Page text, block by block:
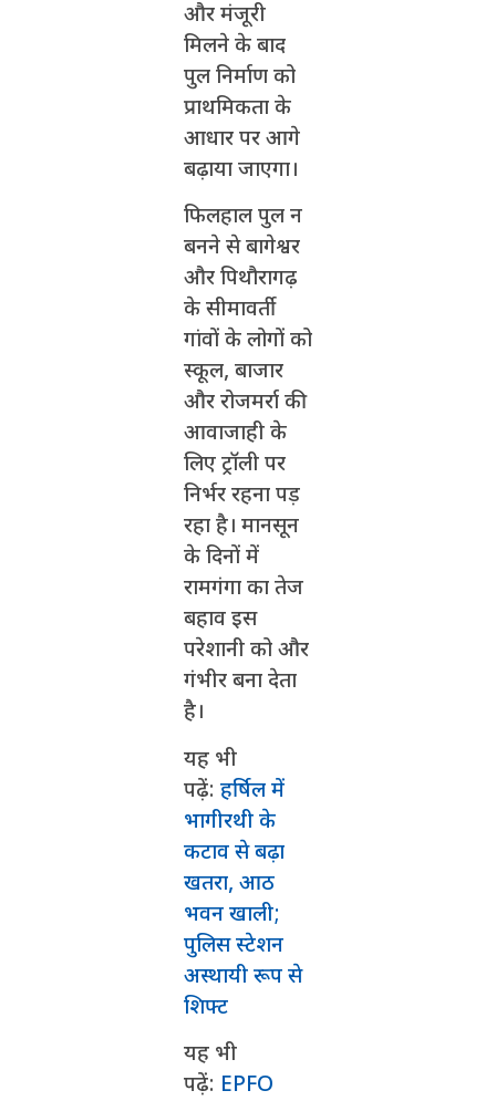
और मंजूरी
मिलने के बाद
पुल निर्माण को
प्राथमिकता के
आधार पर आगे
बढ़ाया जाएगा।
फिलहाल पुल न
बनने से बागेश्वर
और पिथौरागढ़
के सीमावर्ती
गांवों के लोगों को
स्कूल, बाजार
और रोजमर्रा की
आवाजाही के
लिए ट्रॉली पर
निर्भर रहना पड़
रहा है। मानसून
के दिनों में
रामगंगा का तेज
बहाव इस
परेशानी को और
गंभीर बना देता
है।
यह भी
पढ़ें: हर्षिल में
भागीरथी के
कटाव से बढ़ा
खतरा, आठ
भवन खाली;
पुलिस स्टेशन
अस्थायी रूप से
शिफ्ट
यह भी
पढ़ें: EPFO